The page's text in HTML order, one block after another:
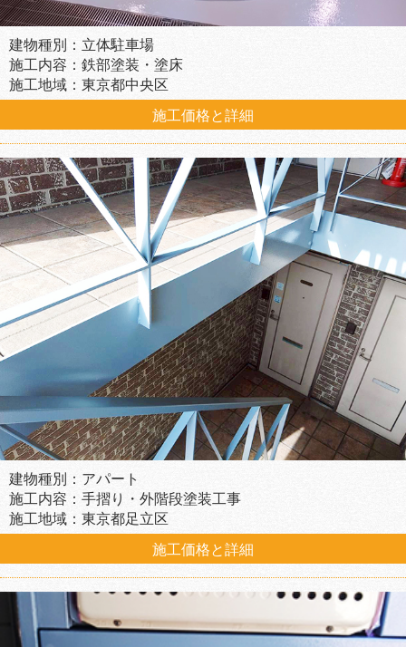
建物種別：立体駐車場
施工内容：鉄部塗装・塗床
施工地域：東京都中央区
施工価格と詳細
建物種別：アパート
施工内容：手摺り・外階段塗装工事
施工地域：東京都足立区
施工価格と詳細